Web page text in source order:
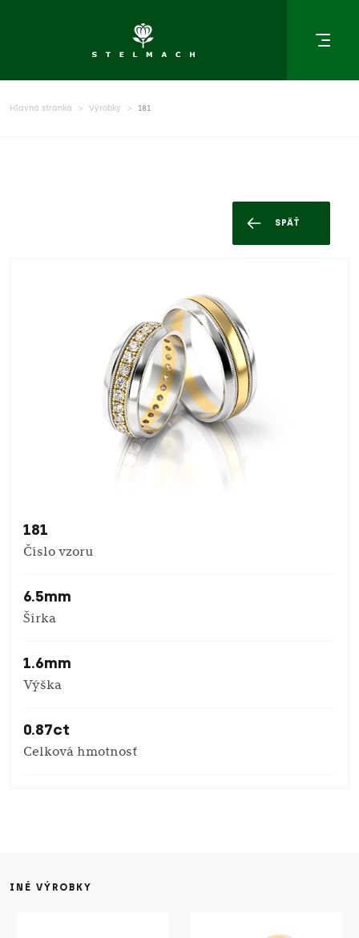
Hlavná stránka Výrobky 181
SPÄŤ
181
Číslo vzoru
6.5mm
Šírka
1.6mm
Výška
0.87ct
Celková hmotnosť
INÉ VÝROBKY